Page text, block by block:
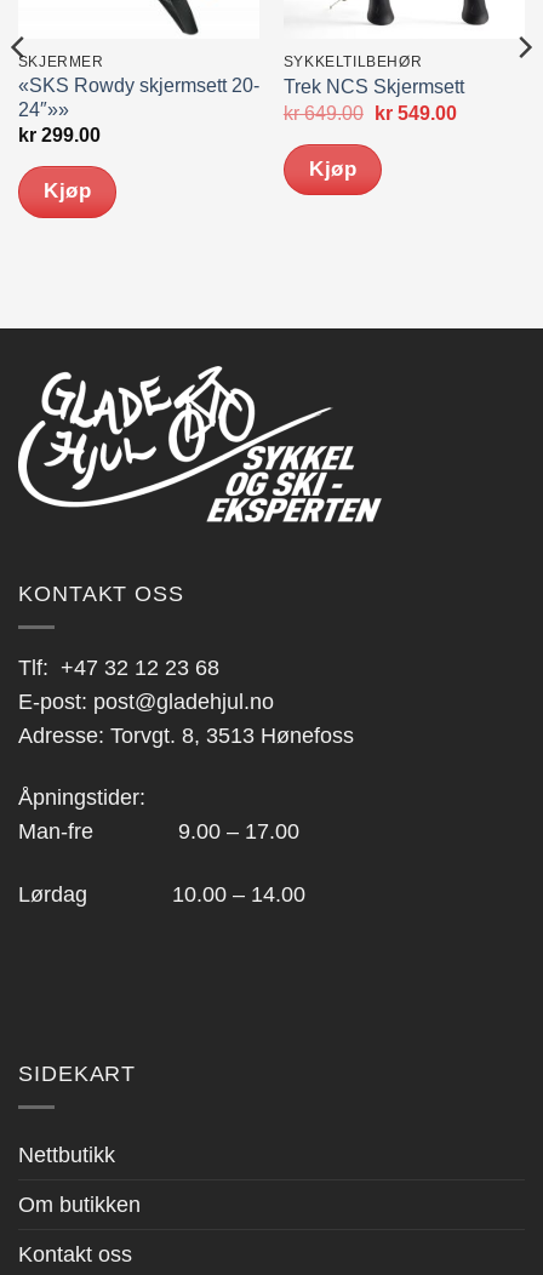
SKJERMER
«SKS Rowdy skjermsett 20-
24″»»
kr299.00
Kjøp
SYKKELTILBEHØR
Trek NCS Skjermsett
kr649.00
Opprinnelig
var:
kr 649.00.
kr549.00
Kjøp
varianter.
velges
produktsiden
KONTAKT OSS
Tlf: +47 32 12 23 68
E-post: post@gladehjul.no
Adresse: Torvgt. 8, 3513 Hønefoss
Åpningstider:
Man-fre 9.00 – 17.00
Lørdag 10.00 – 14.00
SIDEKART
Nettbutikk
Om butikken
Kontakt oss